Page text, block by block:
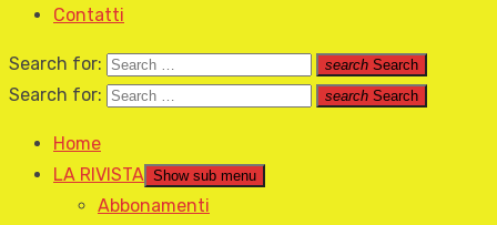
Contatti
Search for: search Search
Search for: search Search
Home
LA RIVISTA Show sub menu
Abbonamenti